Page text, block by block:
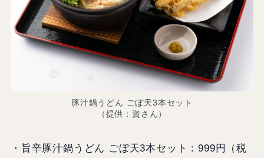
豚汁鍋うどん ごぼ天3本セット
（提供：資さん）
・旨辛豚汁鍋うどん ごぼ天3本セット：999円（税